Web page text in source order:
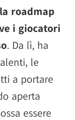
roadmap
i giocatori
. Da lì, ha
le
a portare
aperta
essere